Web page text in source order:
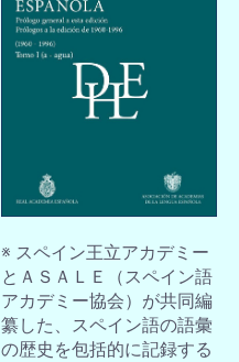
カートへ進む
※ スペイン王立アカデミー
とＡＳＡＬＥ（スペイン語
アカデミー協会）が共同編
纂した、スペイン語の語彙
の歴史を包括的に記録する